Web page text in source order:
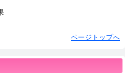
ページトップへ